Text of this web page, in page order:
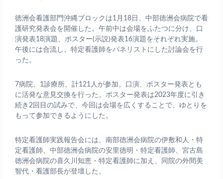
徳洲会看護部門沖縄ブロックは1月18日、中部徳洲会病院で看
護研究発表会を開催した。午前中は会場をふたつに分け、口
演発表18演題、ポスター(示説)発表16演題をそれぞれ実施。
午後には合流し、特定看護師をパネリストにした討論会を行
った。
7病院、1診療所、計121人が参加。口演、ポスター発表とも
に活発な意見交換を行った。ポスター発表は2023年度に引き
続き2回目の試みで、今回は会場を広くすることで、ゆとりを
もって参加できるようにした。
特定看護師実践報告会には、南部徳洲会病院の伊敷和人・特
定看護師、中部徳洲会病院の安里徳明・特定看護師、宮古島
徳洲会病院の喜久川知恵・特定看護師に加え、同院の外間美
智代・看護部長が登壇した。